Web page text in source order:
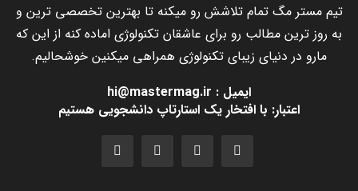
تیم مستر مگ تمام تلاشش رو میکنه تا بهترین تخصصی ترین و
به روز ترین مطالب رو برای عاشقان تکنولوژی اماده کنه از این که
مارو در دنیای زیبای تکنولوژی همراهی میکنین خوشحالیم.
ایمیل : hi@mastermag.ir
اعتبار: با افتخار یک استارتاپ دانشجویی هستیم